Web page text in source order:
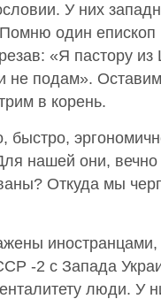
У них
один епископ
«Я пастору из
подам». Оставим
в корень.
нашей они, вечно
Откуда мы
-2 с Запада
люди. У